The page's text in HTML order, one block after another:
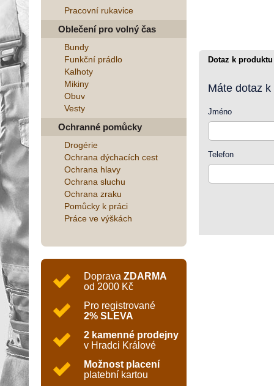
Pracovní rukavice
Oblečení pro volný čas
Bundy
Funkční prádlo
Kalhoty
Mikiny
Obuv
Vesty
Ochranné pomůcky
Drogérie
Ochrana dýchacích cest
Ochrana hlavy
Ochrana sluchu
Ochrana zraku
Pomůcky k práci
Práce ve výškách
Doprava ZDARMA
od 2000 Kč
Pro registrované
2% SLEVA
2 kamenné prodejny
v Hradci Králové
Možnost placení
platební kartou
Dotaz k produktu
Máte dotaz
Jméno
Telefon